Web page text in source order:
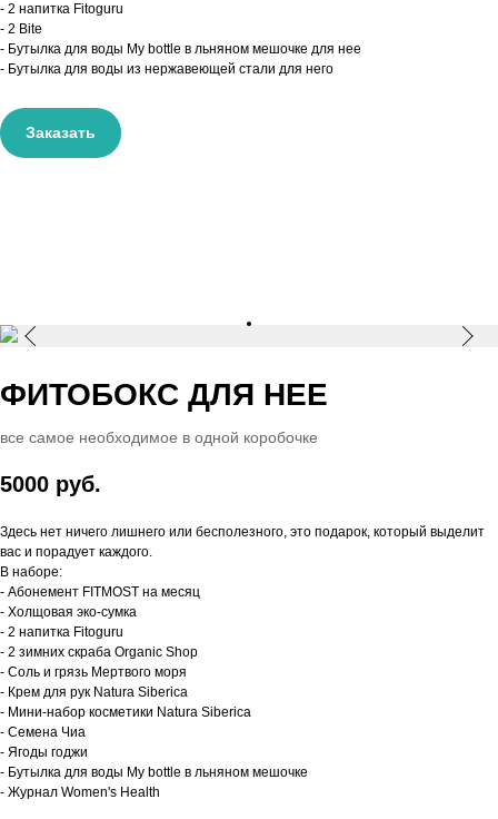
- 2 напитка Fitoguru
- 2 Bite
- Бутылка для воды My bottle в льняном мешочке для нее
- Бутылка для воды из нержавеющей стали для него
Заказать
ФИТОБОКС ДЛЯ НЕЕ
все самое необходимое в одной коробочке
5000 руб.
Здесь нет ничего лишнего или бесполезного, это подарок, который выделит
вас и порадует каждого.
В наборе:
- Абонемент FITMOST на месяц
- Холщовая эко-сумка
- 2 напитка Fitoguru
- 2 зимних скраба Organic Shop
- Соль и грязь Мертвого моря
- Крем для рук Natura Siberica
- Мини-набор косметики Natura Siberica
- Семена Чиа
- Ягоды годжи
- Бутылка для воды My bottle в льняном мешочке
- Журнал Women's Health